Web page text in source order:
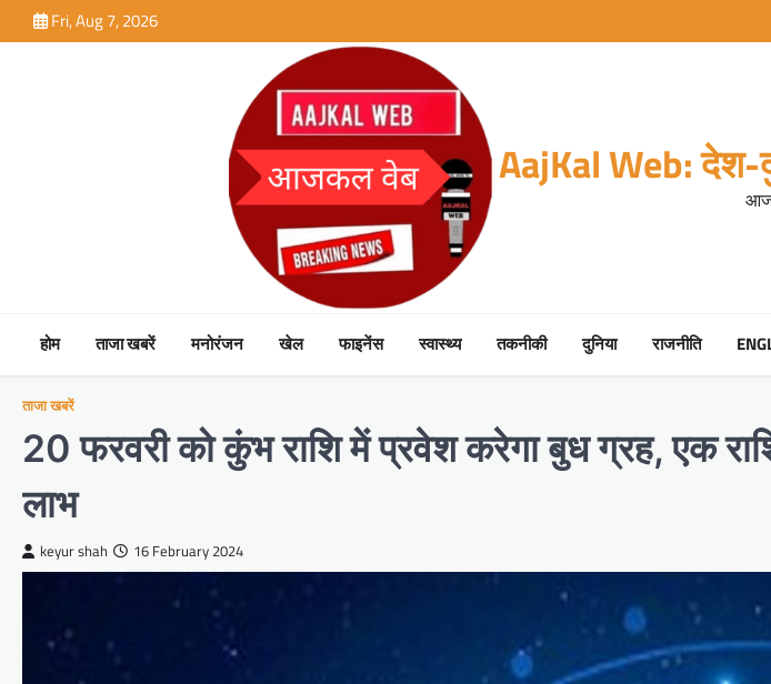
to
Fri, Aug 7, 2026
AajKal Web: देश-
होम ताजा खबरें मनोरंजन खेल फाइनेंस स्वास्थ्य तकनीकी दुनिया राजनीति
ताजा खबरें
20 फरवरी को कुंभ राशि में प्रवेश करेगा बुध ग्रह, एक
लाभ
keyur shah 16 February 2024